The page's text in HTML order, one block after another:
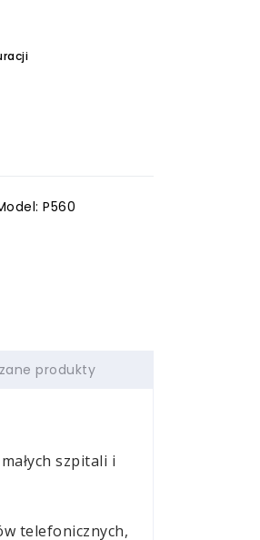
P560
produkty
szpitali i
telefonicznych,